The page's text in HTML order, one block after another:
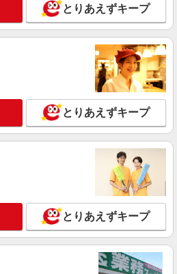
とりあえずキープ
とりあえずキープ
とりあえずキープ